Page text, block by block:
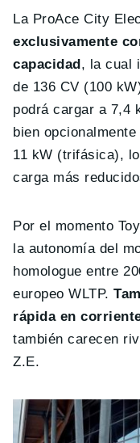
La ProAce City
exclusivamente
capacidad , la cual
de 136 CV (100
podrá cargar a 7,4
bien
11 kW (trifásica),
carga más
Por el momento
la autonomía del
homologue entre
europeo WLTP.
rápida en
también carecen
Z.E.